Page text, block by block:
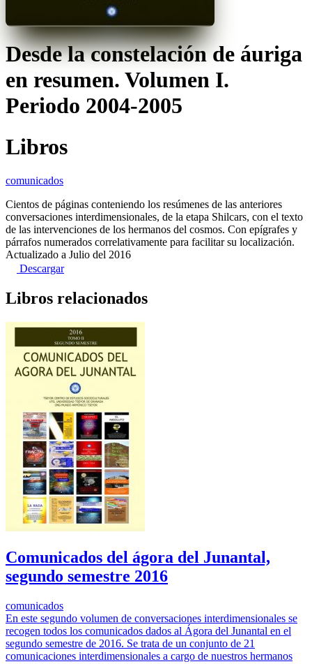
Desde la constelación de áuriga
en resumen. Volumen I.
Periodo 2004-2005
Libros
comunicados
Cientos de páginas conteniendo los resúmenes de las anteriores
conversaciones interdimensionales, de la etapa Shilcars, con el texto
de las intervenciones de los hermanos del cosmos. Con epígrafes y
párrafos numerados correlativamente para facilitar su localización.
Actualizado a Julio del 2016
Descargar
Libros relacionados
Comunicados del ágora del Junantal,
segundo semestre 2016
comunicados
En este segundo volumen de conversaciones interdimensionales se
recogen todos los comunicados dados al Ágora del Junantal en el
segundo semestre de 2016. Se trata de un conjunto de 21
comunicaciones interdimensionales a cargo de nuestros hermanos